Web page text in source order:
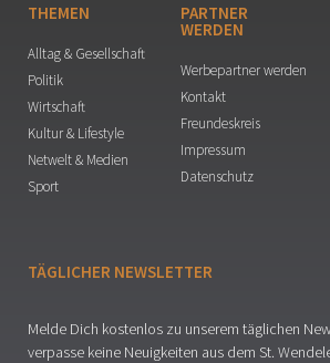
THEMEN
Alltag & Gesellschaft
Politik
Wirtschaft
Kultur & Lifestyle
Netwelt & Medien
Sport
PARTNER
WERDEN
Werbepartner werden
Kontakt
Freundeskreis
Impressum
Datenschutz
TÄGLICHER NEWSLETTER
Melde Dich kostenlos zu unserem täglichen
verpasse keine Neuigkeiten aus dem St.